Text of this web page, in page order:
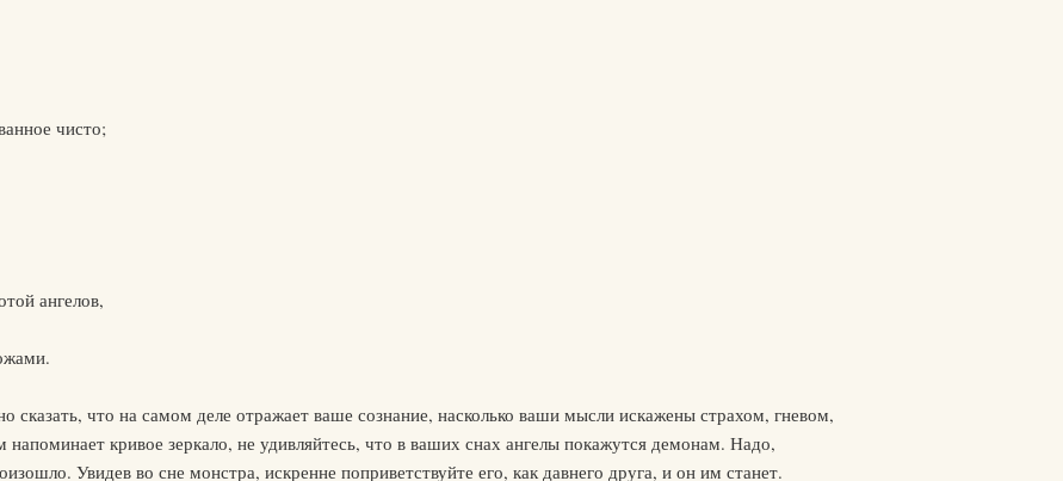
чисто;
ангелов,
сказать, что на самом деле отражает ваше сознание, насколько ваши мысли искажены страхом, гневом,
кривое зеркало, не удивляйтесь, что в ваших снах ангелы покажутся демонам. Надо,
Увидев во сне монстра, искренне поприветствуйте его, как давнего друга, и он им станет.